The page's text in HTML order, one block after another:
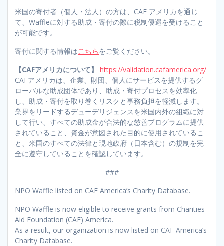
米国の寄付者（個人・法人）の方は、CAF アメリカを通じ
て、Waffleに対する助成・寄付の際に税制優遇を受けること
が可能です。
寄付に関する情報はこちらをご覧ください。
【CAFアメリカについて】 https://validation.cafamerica.org/
CAFアメリカは、企業、財団、個人にサービスを提供するグ
ローバルな助成団体であり、助成・寄付プロセスを効率化
し、助成・寄付を取り巻くリスクと事務負担を軽減します。
業界をリードするデューデリジェンスを米国内外の組織に対
して行い、すべての助成金が合法的な慈善プログラムに提供
されていること、資金が意図された目的に使用されているこ
と、米国のすべての法律と現地政府（日本含む）の規制を完
全に遵守していることを確認しています。
###
NPO Waffle listed on CAF America’s Charity Database.
NPO Waffle is now eligible to receive grants from Charities
Aid Foundation (CAF) America.
As a result, our organization is now listed on CAF America’s
Charity Database.